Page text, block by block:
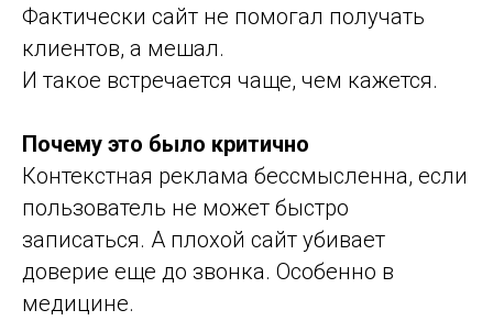
Фактически сайт не помогал получать
клиентов, а мешал.
И такое встречается чаще, чем кажется.
Почему это было критично
Контекстная реклама бессмысленна, если
пользователь не может быстро
записаться. А плохой сайт убивает
доверие еще до звонка. Особенно в
медицине.